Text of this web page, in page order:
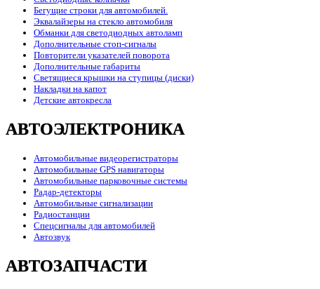
Бегущие строки для автомобилей.
Эквалайзеры на стекло автомобиля
Обманки для светодиодных автоламп
Дополнительные стоп-сигналы
Повторители указателей поворота
Дополнительные габариты
Светящиеся крышки на ступицы (диски)
Накладки на капот
Детские автокресла
АВТОЭЛЕКТРОНИКА
Автомобильные видеорегистраторы
Автомобильные GPS навигаторы
Автомобильные парковочные системы
Радар-детекторы
Автомобильные сигнализации
Радиостанции
Спецсигналы для автомобилей
Автозвук
АВТОЗАПЧАСТИ